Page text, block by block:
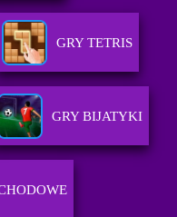
GRY TETRIS
GRY BIJATYKI